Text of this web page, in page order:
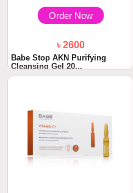
Order Now
৳ 2600
Babe Stop AKN Purifying
Cleansing Gel 20...